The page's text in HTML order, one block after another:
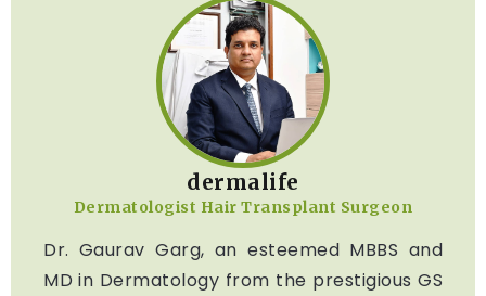
dermalife
Dermatologist Hair Transplant Surgeon
Dr. Gaurav Garg, an esteemed MBBS and
MD in Dermatology from the prestigious GS